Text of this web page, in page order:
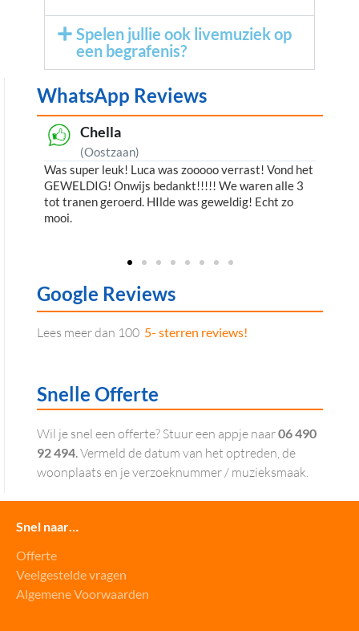
Spelen jullie ook livemuziek op
een begrafenis?
WhatsApp Reviews
Luca was zooooo verrast! Vond het
Onwijs bedankt!!!!! We waren alle 3
HIlde was geweldig! Echt zo
De Lofzang door Joost
Helemaal wat we er van
Medewerkers waren
Google Reviews
Lees meer dan 100 5- sterren reviews!
Snelle Offerte
Wil je snel een offerte? Stuur een appje naar06 490
92 494.Vermeld de datum van het optreden, de
woonplaats en je verzoeknummer / muzieksmaak.
Snel naar…
Offerte
Veelgestelde vragen
Algemene Voorwaarden